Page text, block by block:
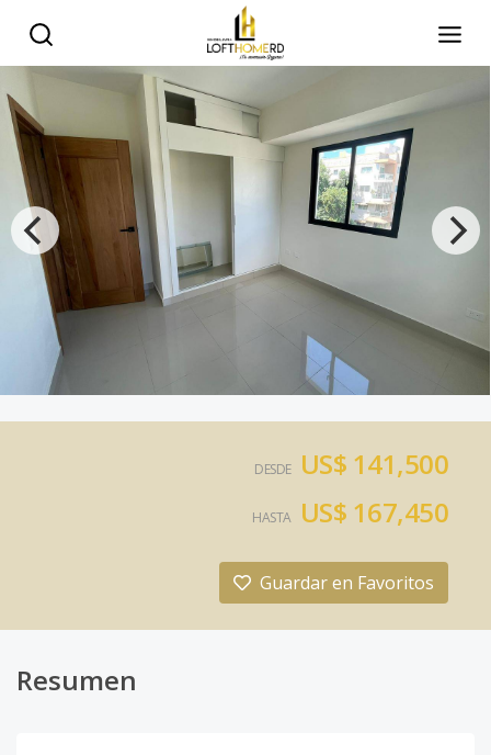
DESDE US$ 141,500
HASTA US$ 167,450
Guardar en Favoritos
Resumen